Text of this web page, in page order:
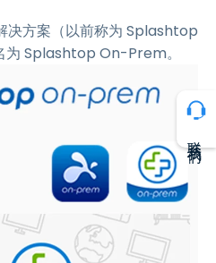
方案（以前称为 Splashtop
Splashtop On-Prem。